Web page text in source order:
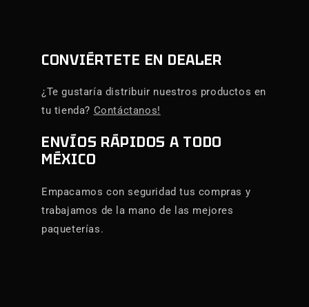
CONVIÉRTETE EN DEALER
¿Te gustaría distribuir nuestros productos en
tu tienda? Contáctanos!
ENVÍOS RÁPIDOS A TODO
MÉXICO
Empacamos con seguridad tus compras y
trabajamos de la mano de las mejores
paqueterías.